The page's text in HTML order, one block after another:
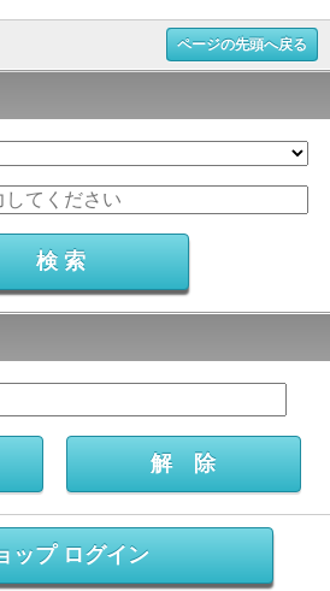
ページの先頭へ戻る
ップ ログイン